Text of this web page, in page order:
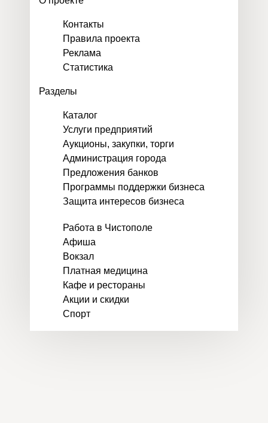
Контакты
Правила проекта
Реклама
Статистика
Разделы
Каталог
Услуги предприятий
Аукционы, закупки, торги
Администрация города
Предложения банков
Программы поддержки бизнеса
Защита интересов бизнеса
Работа в Чистополе
Афиша
Вокзал
Платная медицина
Кафе и рестораны
Акции и скидки
Спорт